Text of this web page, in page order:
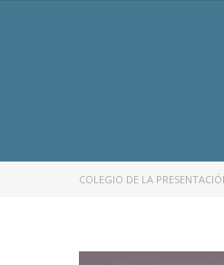
COLEGIO DE LA